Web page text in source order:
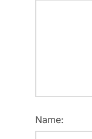
Name: